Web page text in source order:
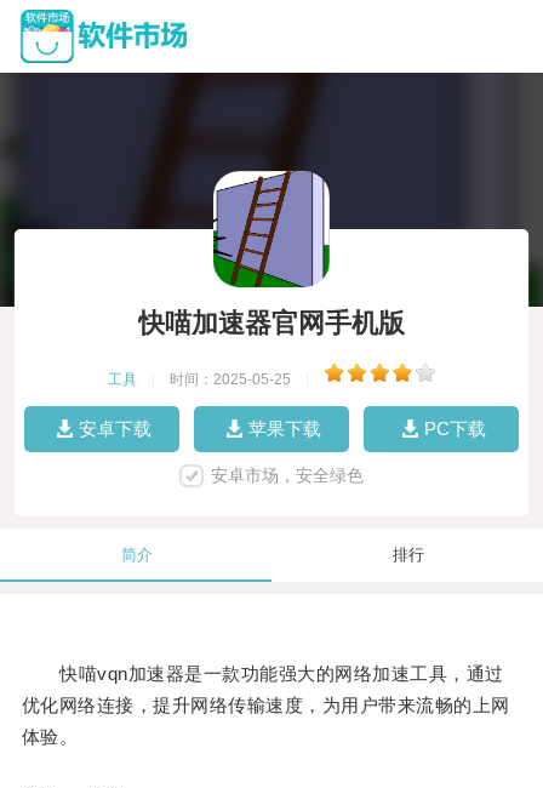
快喵加速器官网手机版
工具 时间：2025-05-25
安卓下载 苹果下载 PC下载
安卓市场，安全绿色
简介 排行
快喵vqn加速器是一款功能强大的网络加速工具，通过
优化网络连接，提升网络传输速度，为用户带来流畅的上网
体验。